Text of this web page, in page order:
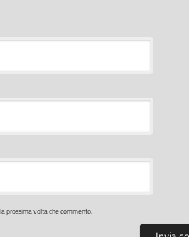
prossima volta che commento.